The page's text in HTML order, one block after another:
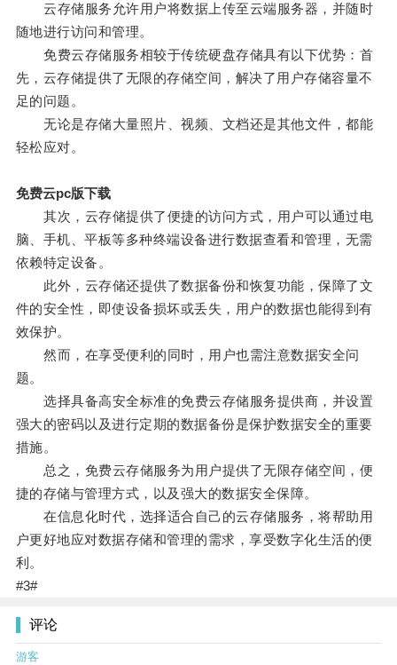
云存储服务允许用户将数据上传至云端服务器，并随时
随地进行访问和管理。
免费云存储服务相较于传统硬盘存储具有以下优势：首
先，云存储提供了无限的存储空间，解决了用户存储容量不
足的问题。
无论是存储大量照片、视频、文档还是其他文件，都能
轻松应对。
免费云pc版下载
其次，云存储提供了便捷的访问方式，用户可以通过电
脑、手机、平板等多种终端设备进行数据查看和管理，无需
依赖特定设备。
此外，云存储还提供了数据备份和恢复功能，保障了文
件的安全性，即使设备损坏或丢失，用户的数据也能得到有
效保护。
然而，在享受便利的同时，用户也需注意数据安全问
题。
选择具备高安全标准的免费云存储服务提供商，并设置
强大的密码以及进行定期的数据备份是保护数据安全的重要
措施。
总之，免费云存储服务为用户提供了无限存储空间，便
捷的存储与管理方式，以及强大的数据安全保障。
在信息化时代，选择适合自己的云存储服务，将帮助用
户更好地应对数据存储和管理的需求，享受数字化生活的便
利。
#3#
评论
游客